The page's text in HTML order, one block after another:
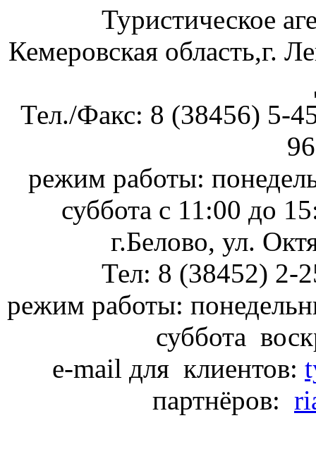
Туристическое
Кемеровская область,г.
Тел./Факс: 8 (38456) 5-
режим работы:
суббота с 11:00 до
г.Белово, ул.
Тел: 8 (38452) 2-
режим работы:
суббота
e-mail для клиентов:
партнёров: